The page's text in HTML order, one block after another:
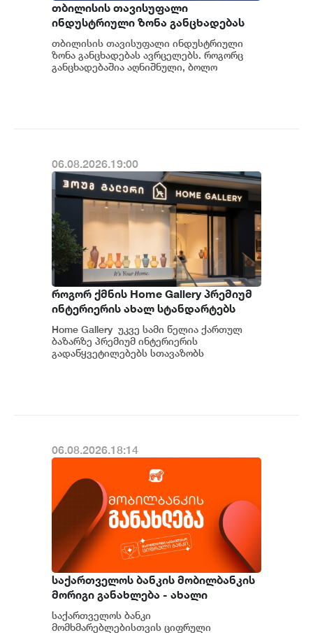
თბილისის თავისუფალი
ინდუსტრიული ზონა განცხადებას
ავრცელებს
თბილისის თავისუფალი ინდუსტრიული
ზონა განცხადებას ავრცელებს. როგორც
განცხადებაშია აღნიშნული, ბოლო
06.08.2026.19:00
როგორ ქმნის Home Gallery პრემიუმ
ინტერიერის ახალ სტანდარტებს
საქართველოში
Home Gallery უკვე სამი წელია ქართულ
ბაზარზე პრემიუმ ინტერიერის
გადაწყვეტილებებს სთავაზობს
06.08.2026.18:14
საქართველოს ბანკის მობილბანკის
მორიგი განახლება - ახალი
შესაძლებლობები
მომხმარებლებისთვის
საქართველოს ბანკი
მომხმარებლებისთვის ციფრული